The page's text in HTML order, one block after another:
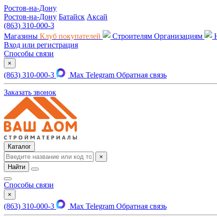
Ростов-на-Дону
Ростов-на-Дону Батайск Аксай
(863) 310-000-3
Магазины Клуб покупателей Строителям Организациям
Вход или регистрация
Способы связи
×
(863) 310-000-3 Max Telegram Обратная связь
Заказать звонок
Каталог
×
Найти
Способы связи
×
(863) 310-000-3 Max Telegram Обратная связь